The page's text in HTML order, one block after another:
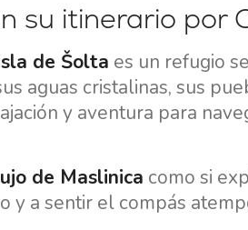
su itinerario por
de Šolta es un refugio
aguas cristalinas, sus
y aventura para
de Maslinica como si
y a sentir el compás